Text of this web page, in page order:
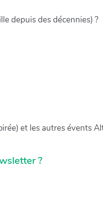
depuis des décennies) ?
et les autres évents
?